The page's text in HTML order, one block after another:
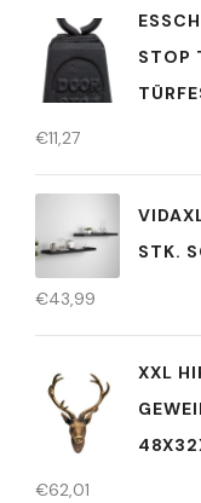
STOP
€11,27
STK.
€43,99
XXL
€62,01